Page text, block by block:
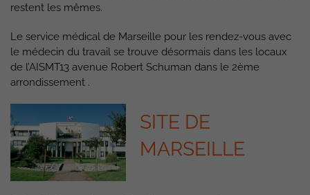
restent les mêmes.
Le service médical de Marseille pour les rendez-vous avec
le médecin du travail se trouve désormais dans les locaux
de l’AISMT13 avenue Robert Schuman dans le 2ème
arrondissement .
SITE DE
MARSEILLE